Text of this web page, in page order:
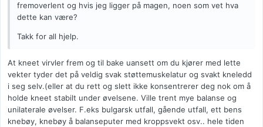
fremoverlent og hvis jeg ligger på magen, noen som vet hva
dette kan være?
Takk for all hjelp.
At kneet virvler frem og til bake uansett om du kjører med lette
vekter tyder det på veldig svak støttemuskelatur og svakt kneledd
i seg selv.(eller at du rett og slett ikke konsentrerer deg nok om å
holde kneet stabilt under øvelsene. Ville trent mye balanse og
unilaterale øvelser. F.eks bulgarsk utfall, gående utfall, ett bens
knebøy, knebøy å balanseputer med kroppsvekt osv.. hele tiden